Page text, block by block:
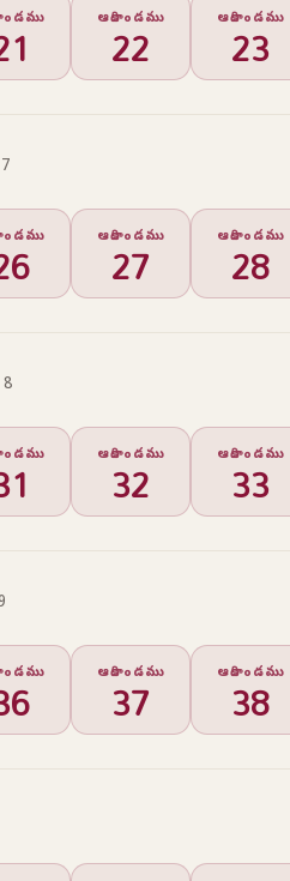
ఆదికాండము
22 ఆదికాండము
23
ఆదికాండము
27 ఆదికాండము
28
ఆదికాండము
32 ఆదికాండము
33
ఆదికాండము
37 ఆదికాండము
38